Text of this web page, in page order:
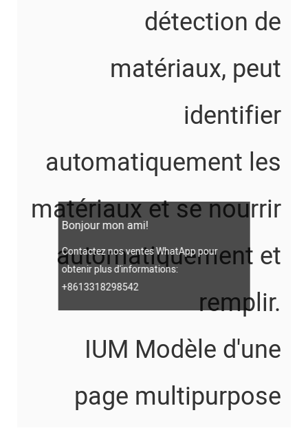
détection de
matériaux, peut
identifier
automatiquement les
matériaux et se nourrir
automatiquement et
remplir.
IUM Modèle d'une
page multipurpose
Bonjour mon ami!
Contactez nos ventes WhatApp pour
obtenir plus d'informations:
+8613318298542